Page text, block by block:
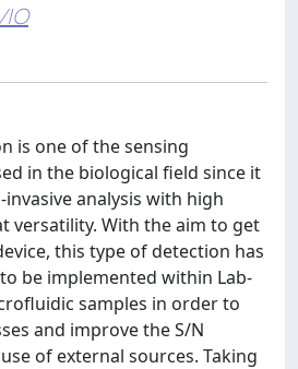
is one of the sensing
in the biological field since it
analysis with high
versatility. With the aim to get
this type of detection has
be implemented within Lab-
samples in order to
and improve the S/N
of external sources. Taking